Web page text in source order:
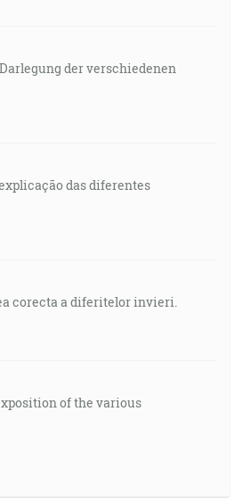
der verschiedenen
das diferentes
corecta a diferitelor invieri.
of the various